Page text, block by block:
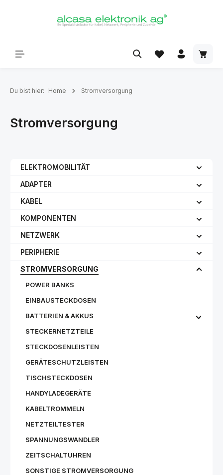
Du bist hier: Home Stromversorgung
Stromversorgung
ELEKTROMOBILITÄT
ADAPTER
KABEL
KOMPONENTEN
NETZWERK
PERIPHERIE
STROMVERSORGUNG
POWER BANKS
EINBAUSTECKDOSEN
BATTERIEN & AKKUS
STECKERNETZTEILE
STECKDOSENLEISTEN
GERÄTESCHUTZLEISTEN
TISCHSTECKDOSEN
HANDYLADEGERÄTE
KABELTROMMELN
NETZTEILTESTER
SPANNUNGSWANDLER
ZEITSCHALTUHREN
SONSTIGE STROMVERSORGUNG